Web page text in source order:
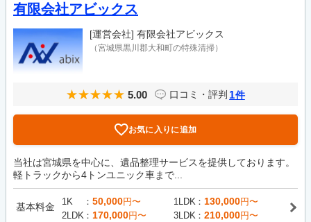
有限会社アビックス
[運営会社] 有限会社アビックス
（宮城県黒川郡大和町の特殊清掃）
5.00 口コミ・評判 1件
お気に入りに追加
当社は宮城県を中心に、遺品整理サービスを提供しております。
軽トラックから4トンユニック車まで...
基本料金 1K 50,000円〜 1LDK 130,000円〜
2LDK
170,000円〜 3LDK 210,000円〜